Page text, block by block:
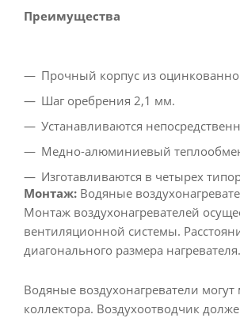
Преимущества
Прочный корпус из
Шаг оребрения 2,1 мм.
Устанавливаются
Медно-алюминиевый
Изготавливаются в четырех
Монтаж: Водяные
Монтаж воздухонагревателей
вентиляционной системы.
диагонального размера нагревателя.
Водяные воздухонагреватели
коллектора. Воздухоотводчик